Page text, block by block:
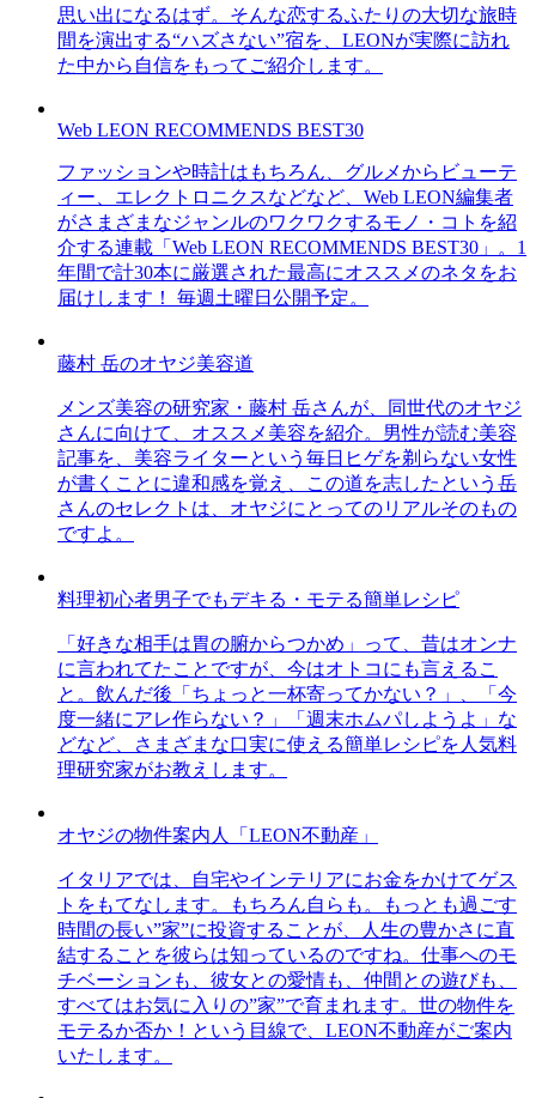
思い出になるはず。そんな恋するふたりの大切な旅時
間を演出する“ハズさない”宿を、LEONが実際に訪れ
た中から自信をもってご紹介します。
Web LEON RECOMMENDS BEST30
ファッションや時計はもちろん、グルメからビューテ
ィー、エレクトロニクスなどなど、Web LEON編集者
がさまざまなジャンルのワクワクするモノ・コトを紹
介する連載「Web LEON RECOMMENDS BEST30」。1
年間で計30本に厳選された最高にオススメのネタをお
届けします！ 毎週土曜日公開予定。
藤村 岳のオヤジ美容道
メンズ美容の研究家・藤村 岳さんが、同世代のオヤジ
さんに向けて、オススメ美容を紹介。男性が読む美容
記事を、美容ライターという毎日ヒゲを剃らない女性
が書くことに違和感を覚え、この道を志したという岳
さんのセレクトは、オヤジにとってのリアルそのもの
ですよ。
料理初心者男子でもデキる・モテる簡単レシピ
「好きな相手は胃の腑からつかめ」って、昔はオンナ
に言われてたことですが、今はオトコにも言えるこ
と。飲んだ後「ちょっと一杯寄ってかない？」、「今
度一緒にアレ作らない？」「週末ホムパしようよ」な
どなど、さまざまな口実に使える簡単レシピを人気料
理研究家がお教えします。
オヤジの物件案内人「LEON不動産」
イタリアでは、自宅やインテリアにお金をかけてゲス
トをもてなします。もちろん自らも。もっとも過ごす
時間の長い”家”に投資することが、人生の豊かさに直
結することを彼らは知っているのですね。仕事へのモ
チベーションも、彼女との愛情も、仲間との遊びも、
すべてはお気に入りの”家”で育まれます。世の物件を
モテるか否か！という目線で、LEON不動産がご案内
いたします。